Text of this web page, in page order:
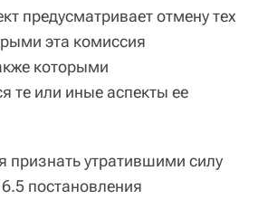
предусматривает отмену тех
эта комиссия
которыми
те или иные аспекты ее
признать утратившими силу
постановления